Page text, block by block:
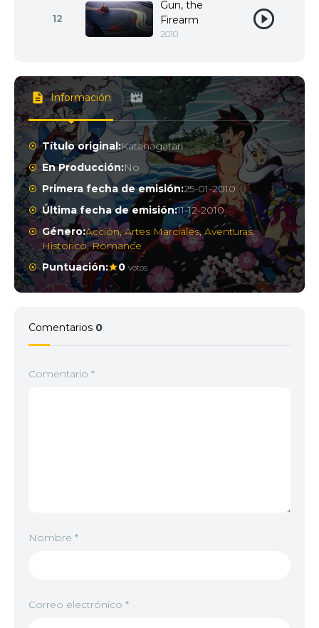
12
Gun, the
Firearm
2010
Información
Título original:Katanagatari
En Producción:No
Primera fecha de emisión:25-01-2010
Última fecha de emisión:11-12-2010
Género:Acción,Artes Marciales,Aventuras,
Historico,Romance
Puntuación:
0 votos
Comentarios 0
Comentario *
Nombre *
Correo electrónico *